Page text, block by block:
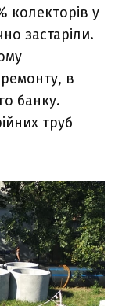
колекторів у
застаріли.
ремонту, в
банку.
труб